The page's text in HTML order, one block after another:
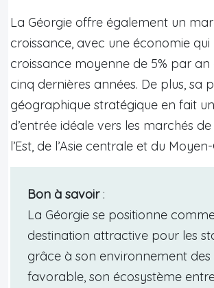
La Géorgie offre également un
croissance, avec une économie
croissance moyenne de 5% par an
cinq dernières années. De plus, sa
géographique stratégique en fait
d’entrée idéale vers les marchés de
l’Est, de l’Asie centrale et du
Bon à savoir:
La Géorgie se positionne
destination attractive pour les
grâce à son environnement des
favorable, son écosystème